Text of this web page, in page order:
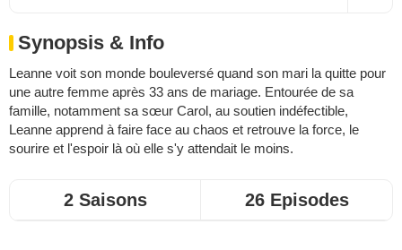
Synopsis & Info
Leanne voit son monde bouleversé quand son mari la quitte pour
une autre femme après 33 ans de mariage. Entourée de sa
famille, notamment sa sœur Carol, au soutien indéfectible,
Leanne apprend à faire face au chaos et retrouve la force, le
sourire et l'espoir là où elle s'y attendait le moins.
2 Saisons 26 Episodes